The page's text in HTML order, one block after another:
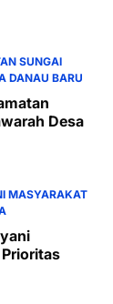
SUNGAI
DANAU BARU
Desa
MASYARAKAT